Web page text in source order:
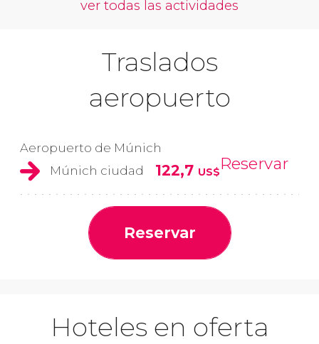
ver todas las actividades
Traslados
aeropuerto
Aeropuerto de Múnich
Múnich ciudad
122,7 US$Reservar
Reservar
Hoteles en oferta